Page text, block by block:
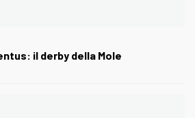
il derby della Mole